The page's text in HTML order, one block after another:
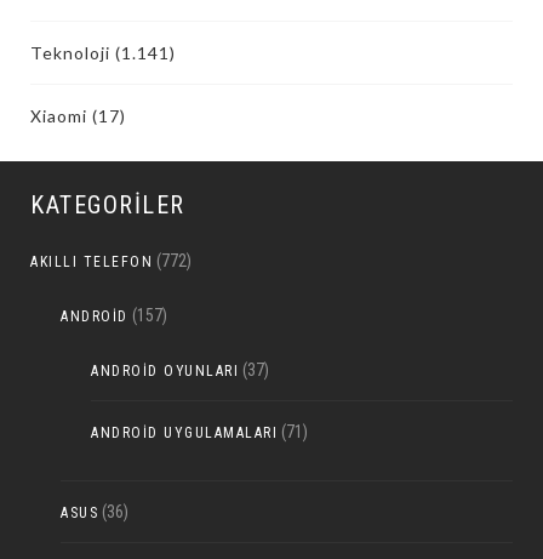
Teknoloji (1.141)
Xiaomi (17)
KATEGORILER
AKILLI TELEFON (772)
ANDROID (157)
ANDROID OYUNLARI (37)
ANDROID UYGULAMALARI (71)
ASUS (36)